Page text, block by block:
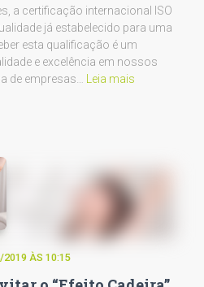
a certificação internacional ISO
já estabelecido para uma
esta qualificação é um
e excelência em nossos
de empresas…
Leia mais
ÀS 10:15